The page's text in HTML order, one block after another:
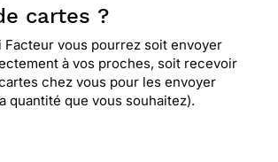
cartes ?
Facteur vous pourrez soit envoyer
à vos proches, soit recevoir
chez vous pour les envoyer
quantité que vous souhaitez).